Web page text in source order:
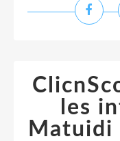
les
Matuidi